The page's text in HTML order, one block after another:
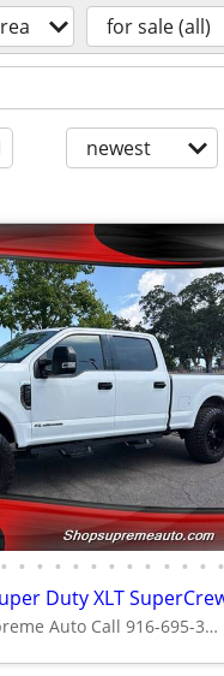
for sale (all)
newest
• • • • • • • • • • • • •
Supreme Auto Call 916-695-3086 fair oaks